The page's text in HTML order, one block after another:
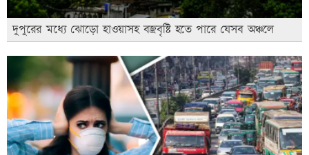
দুপুরের মধ্যে ঝোড়ো হাওয়াসহ বজ্রবৃষ্টি হতে পারে যেসব অঞ্চলে